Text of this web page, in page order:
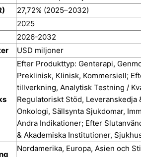
27,72% (2025–2032)
2025
2026-2032
USD miljoner
Efter Produkttyp: Genterapi,
Preklinisk, Klinisk, Kommersiell;
tillverkning, Analytisk Testning /
Regulatoriskt Stöd,
Onkologi, Sällsynta Sjukdomar,
Andra Indikationer; Efter
& Akademiska Institutioner,
Nordamerika, Europa, Asien och